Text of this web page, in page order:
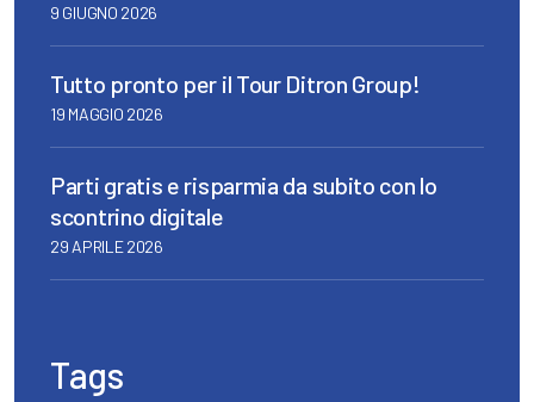
9 GIUGNO 2026
Tutto pronto per il Tour Ditron Group!
19 MAGGIO 2026
Parti gratis e risparmia da subito con lo
scontrino digitale
29 APRILE 2026
Tags